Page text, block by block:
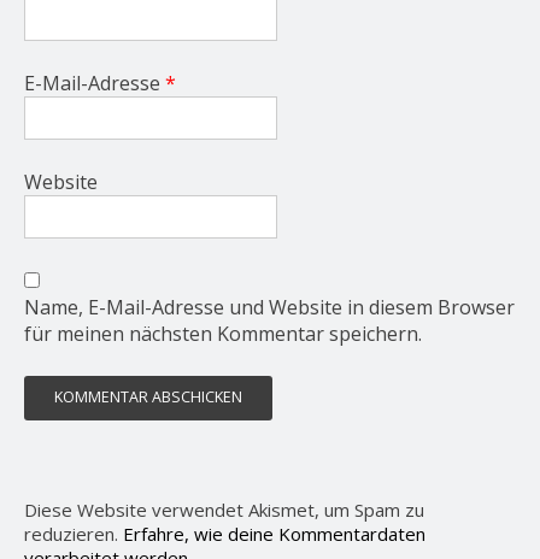
E-Mail-Adresse *
Website
Name, E-Mail-Adresse und Website in diesem Browser
für meinen nächsten Kommentar speichern.
Diese Website verwendet Akismet, um Spam zu
reduzieren. Erfahre, wie deine Kommentardaten